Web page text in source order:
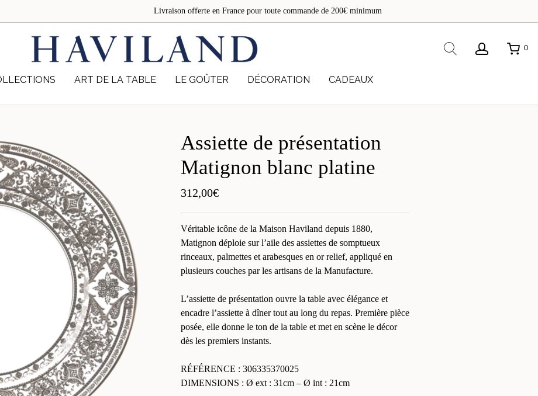
Livraison offerte en France pour toute commande de 200€ minimum
ART DE LA TABLE LE GOÛTER DÉCORATION CADEAUX
Rechercher0
Assiette de présentation
Matignon blanc platine
312,00€
Véritable icône de la Maison Haviland depuis 1880,
Matignon déploie sur l’aile des assiettes de somptueux
rinceaux, palmettes et arabesques en or relief, appliqué en
plusieurs couches par les artisans de la Manufacture.
L’assiette de présentation ouvre la table avec élégance et
encadre l’assiette à dîner tout au long du repas. Première pièce
posée, elle donne le ton de la table et met en scène le décor
dès les premiers instants.
RÉFÉRENCE : 306335370025
DIMENSIONS : Ø ext : 31cm – Ø int : 21cm